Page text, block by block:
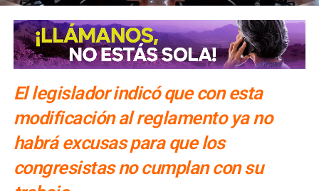
El legislador indicó que con esta
modificación al reglamento ya no
habrá excusas para que los
congresistas no cumplan con su